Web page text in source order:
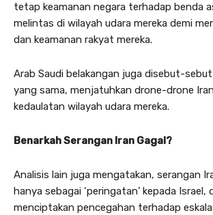
tetap keamanan negara terhadap benda
melintas di wilayah udara mereka demi
dan keamanan rakyat mereka.
Arab Saudi belakangan juga disebut-
yang sama, menjatuhkan drone-drone
kedaulatan wilayah udara mereka.
Benarkah Serangan Iran Gagal?
Analisis lain juga mengatakan, serangan
hanya sebagai ‘peringatan’ kepada Israel,
menciptakan pencegahan terhadap